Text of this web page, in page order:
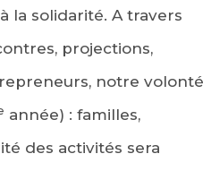
la solidarité. A travers
projections,
notre volonté
année) : familles,
des activités sera